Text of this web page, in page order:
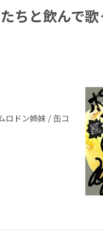
ちと飲んで
ロドン姉妹 / 缶コ